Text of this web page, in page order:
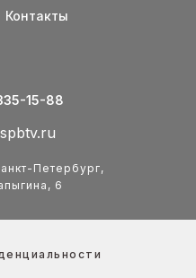
15-88
Контакты
Петербург,
6